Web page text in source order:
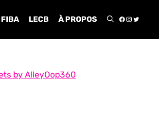
FIBA LECB À PROPOS
by AlleyOop360